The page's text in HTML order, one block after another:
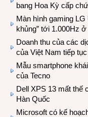
bang Hoa Kỳ cấp
Màn hình gaming LG
khủng” tới 1.000Hz
Doanh thu của các
của Việt Nam tiếp
Mẫu smartphone
của Tecno
Dell XPS 13 mất thế
Hàn Quốc
Microsoft có kế